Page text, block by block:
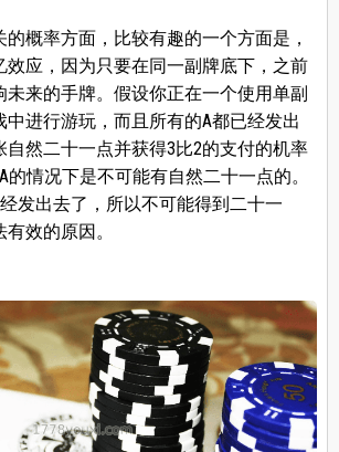
概率方面，比较有趣的一个方面是，
效应，因为只要在同一副牌底下，之前
未来的手牌。假设你正在一个使用单副
中进行游玩，而且所有的A都已经发出
自然二十一点并获得3比2的支付的机率
的情况下是不可能有自然二十一点的。
发出去了，所以不可能得到二十一
效的原因。